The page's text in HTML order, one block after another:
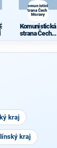
Komunistická
strana Čech a
Moravy
Komunistická
strana Čech a
Moravy
kraj
kraj